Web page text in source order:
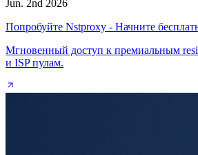
Jun. 2nd 2026
Попробуйте Nstproxy - Начните
Мгновенный доступ к премиальным
и ISP пулам.